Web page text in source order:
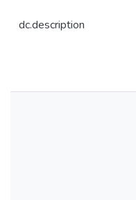
dc.description